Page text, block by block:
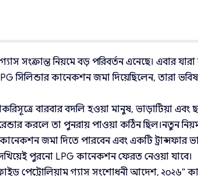
গ্যাস সংক্রান্ত নিয়মে বড় পরিবর্তন এনেছে। এবার
সিলিন্ডার কানেকশন জমা দিয়েছিলেন, তারা
বারবার বদলি হওয়া মানুষ, ভাড়াটিয়া এবং
করলে তা পুনরায় পাওয়া কঠিন ছিল।নতুন
জমা দিতে পারবেন এবং একটি ট্রান্সফার
পুরনো LPG কানেকশন ফেরত নেওয়া যাবে।
পেট্রোলিয়াম গ্যাস সংশোধনী আদেশ, ২০২৬”